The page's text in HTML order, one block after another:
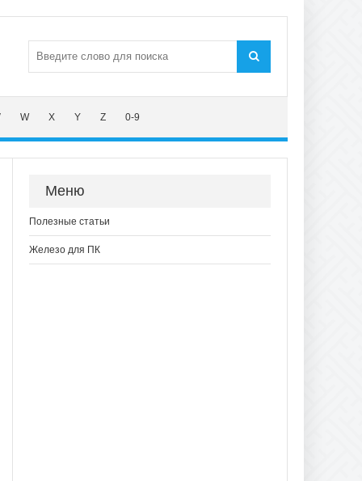
W X Y Z 0-9
Меню
Полезные статьи
Железо для ПК